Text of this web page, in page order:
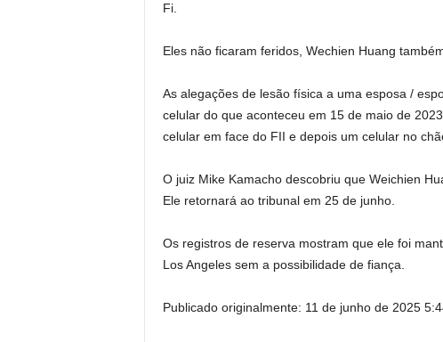
Fi.
Eles não ficaram feridos, Wechien Huang
As alegações de lesão física a uma esposa /
celular do que aconteceu em 15 de maio de
celular em face do FII e depois um celular no
O juiz Mike Kamacho descobriu que Weichien
Ele retornará ao tribunal em 25 de junho.
Os registros de reserva mostram que ele foi
Los Angeles sem a possibilidade de fiança.
Publicado originalmente: 11 de junho de 2025